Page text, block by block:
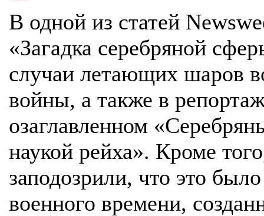
В одной из статей
«Загадка серебряной
случаи летающих шаров
войны, а также в
озаглавленном
наукой рейха». Кроме
заподозрили, что это
военного времени,